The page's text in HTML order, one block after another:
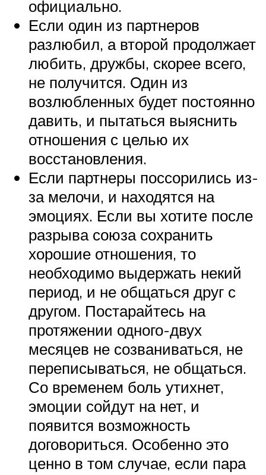
официально.
Если один из партнеров
разлюбил, а второй продолжает
любить, дружбы, скорее всего,
не получится. Один из
возлюбленных будет постоянно
давить, и пытаться выяснить
отношения с целью их
восстановления.
Если партнеры поссорились из-
за мелочи, и находятся на
эмоциях. Если вы хотите после
разрыва союза сохранить
хорошие отношения, то
необходимо выдержать некий
период, и не общаться друг с
другом. Постарайтесь на
протяжении одного-двух
месяцев не созваниваться, не
переписываться, не общаться.
Со временем боль утихнет,
эмоции сойдут на нет, и
появится возможность
договориться. Особенно это
ценно в том случае, если пара